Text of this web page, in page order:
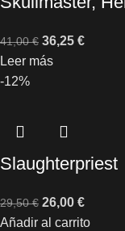
41,00€ 36,25 €
Leer más
-12%
Slaughterpriest
29,50€ 26,00 €
Añadir al carrito